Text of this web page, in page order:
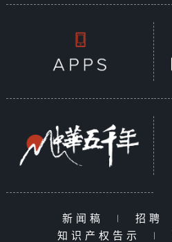
新闻稿 | 招聘
知识产权告示
|